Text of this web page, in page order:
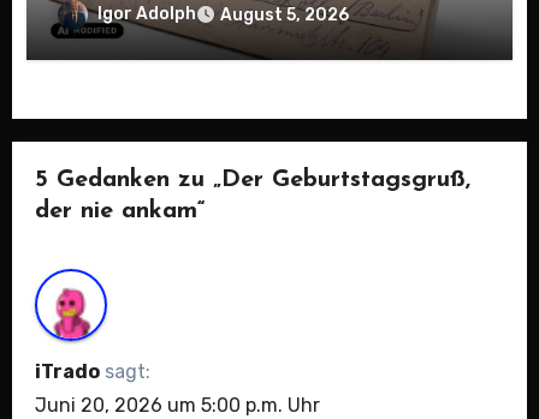
Igor Adolph August 5, 2026
5 Gedanken zu „Der Geburtstagsgruß,
der nie ankam“
iTrado sagt:
Juni 20, 2026 um 5:00 p.m. Uhr